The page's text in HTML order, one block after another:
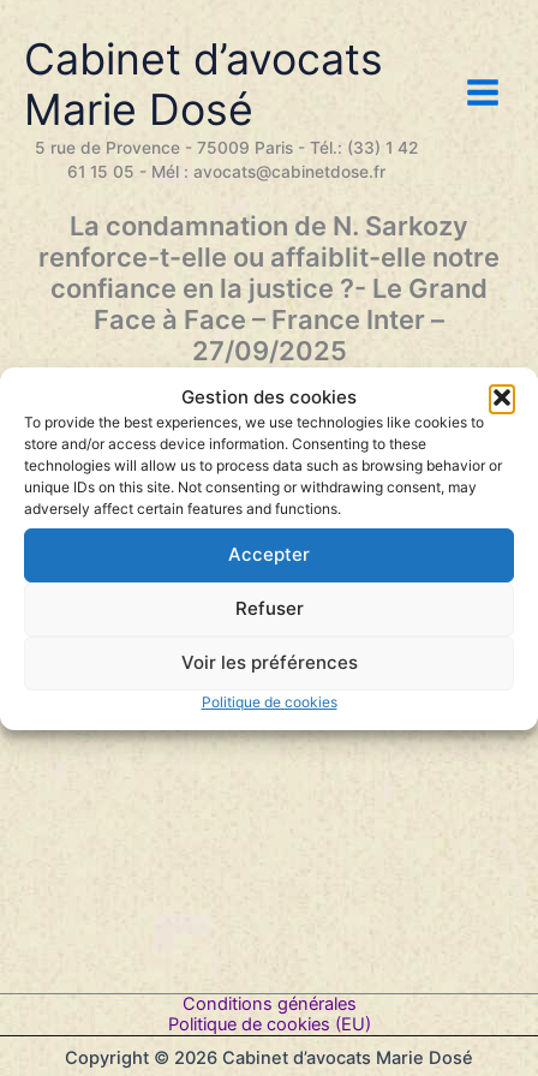
Gestion des cookies
To provide the best experiences, we use technologies like cookies to
store and/or access device information. Consenting to these
technologies will allow us to process data such as browsing behavior or
unique IDs on this site. Not consenting or withdrawing consent, may
adversely affect certain features and functions.
Accepter
Refuser
Voir les préférences
Politique de cookies
contenu
Cabinet d’avocats
Marie Dosé
5 rue de Provence - 75009 Paris - Tél.: (33) 1 42
61 15 05 - Mél : avocats@cabinetdose.fr
La condamnation de N. Sarkozy
renforce-t-elle ou affaiblit-elle notre
confiance en la justice ?- Le Grand
Face à Face – France Inter –
27/09/2025
Pour en débattre, Anne Levade, professeur de droit
public à l’Université Paris 1 et ancienne dirigeante de la
Haute autorité des Républicains, et Marie Dosé, avocate
pénaliste.
Le Grand Face à Face – Présenté par Thomas Snégaroff
Avec Natacha Polony et Gilles Finchelstein –
Lecteur
00:00 00:00
Conditions générales
Politique de cookies (EU)
Copyright © 2026 Cabinet d’avocats Marie Dosé